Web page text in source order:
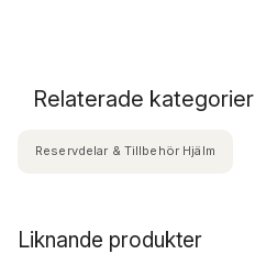
Liknande produkter
Relaterade kategorier
Reservdelar & Tillbehör Hjälm